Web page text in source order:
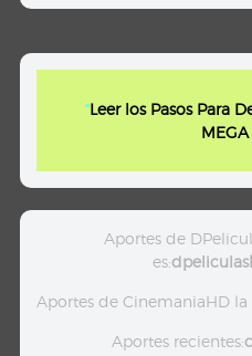
"Leer los Pasos Para
Aportes de
es:
Aportes de CinemaniaHD la
Aportes recientes: